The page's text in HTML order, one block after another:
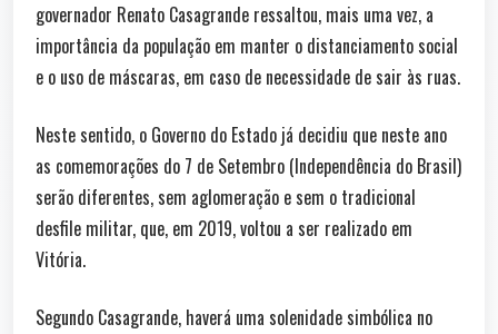
governador Renato Casagrande ressaltou, mais uma vez, a
importância da população em manter o distanciamento social
e o uso de máscaras, em caso de necessidade de sair às ruas.
Neste sentido, o Governo do Estado já decidiu que neste ano
as comemorações do 7 de Setembro (Independência do Brasil)
serão diferentes, sem aglomeração e sem o tradicional
desfile militar, que, em 2019, voltou a ser realizado em
Vitória.
Segundo Casagrande, haverá uma solenidade simbólica no